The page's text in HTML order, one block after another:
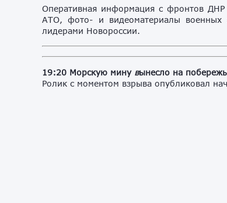
Оперативная информация с фронтов
АТО, фото- и видеоматериалы военных
лидерами Новороссии.
19:20 Морскую мину вынесло на
Ролик с моментом взрыва опубликовал